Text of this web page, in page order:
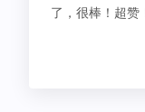
了，很棒！超赞